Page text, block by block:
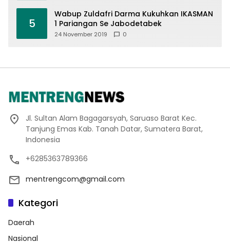
5
Wabup Zuldafri Darma Kukuhkan IKASMAN
1 Pariangan Se Jabodetabek
24 November 2019 0
Jl. Sultan Alam Bagagarsyah, Saruaso Barat Kec.
Tanjung Emas Kab. Tanah Datar, Sumatera Barat,
Indonesia
+6285363789366
mentrengcom@gmail.com
Kategori
Daerah
Nasional